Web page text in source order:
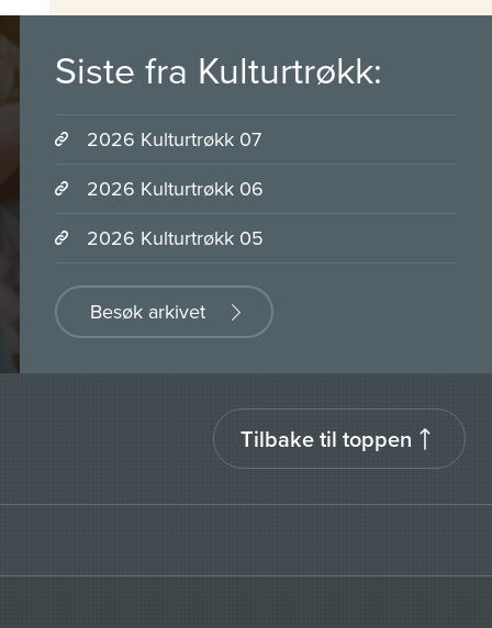
Siste fra Kulturtrøkk:
2026 Kulturtrøkk 07
2026 Kulturtrøkk 06
2026 Kulturtrøkk 05
Besøk arkivet
Tilbake til toppen